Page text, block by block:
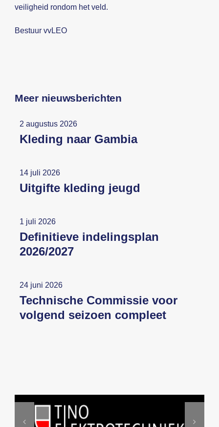
veiligheid rondom het veld.
Bestuur vvLEO
Meer nieuwsberichten
2 augustus 2026
Kleding naar Gambia
14 juli 2026
Uitgifte kleding jeugd
1 juli 2026
Definitieve indelingsplan
2026/2027
24 juni 2026
Technische Commissie voor
volgend seizoen compleet